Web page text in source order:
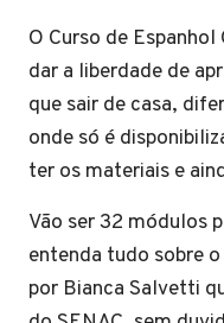
O Curso de
dar a liberdade de
que sair de casa,
onde só é
ter os materiais e
Vão ser 32 módulos
entenda tudo sobre
por Bianca Salvetti